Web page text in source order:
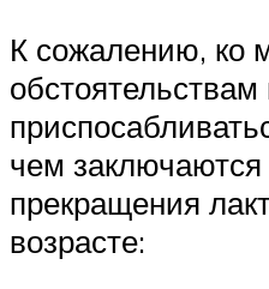
К сожалению, ко
обстоятельствам
чем заключаются
прекращения
возрасте: